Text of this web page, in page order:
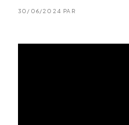
30/06/2024 PAR